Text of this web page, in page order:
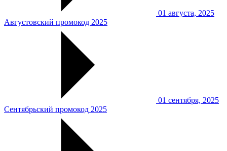
01 августа, 2025
Августовский промокод 2025
01 сентября, 2025
Сентябрьский промокод 2025